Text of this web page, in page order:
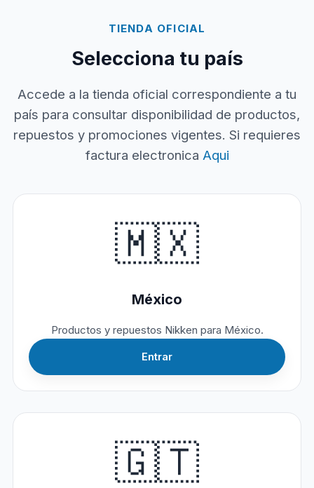
TIENDA OFICIAL
Selecciona tu país
Accede a la tienda oficial correspondiente a tu
país para consultar disponibilidad de productos,
repuestos y promociones vigentes. Si requieres
factura electronica Aqui
🇲🇽
México
Productos y repuestos Nikken para México.
Entrar
🇬🇹